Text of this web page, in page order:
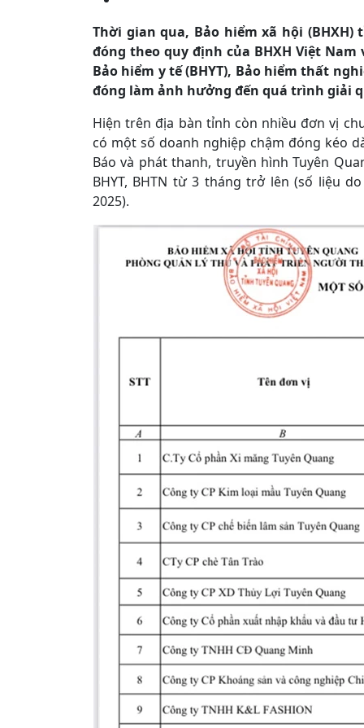
Thời gian qua, Bảo hiểm xã hội
đóng theo quy định của BHXH Việt
Bảo hiểm y tế (BHYT), Bảo hiểm thất
đóng làm ảnh hưởng đến quá trình giải
Hiện trên địa bàn tỉnh còn nhiều đơn vị
có một số doanh nghiệp chậm đóng kéo
Báo và phát thanh, truyền hình Tuyên
BHYT, BHTN từ 3 tháng trở lên (số liệu
2025).